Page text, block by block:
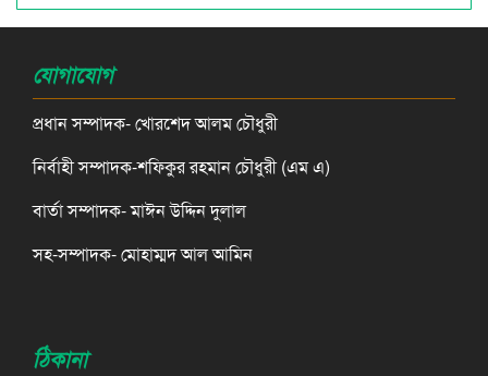
যোগাযোগ
প্রধান সম্পাদক- খোরশেদ আলম চৌধুরী
নির্বাহী সম্পাদক-শফিকুর রহমান চৌধুরী (এম এ)
বার্তা সম্পাদক- মাঈন উদ্দিন দুলাল
সহ-সম্পাদক- মোহাম্মদ আল আমিন
ঠিকানা